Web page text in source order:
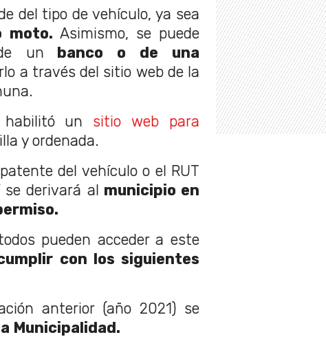
del tipo de vehículo, ya sea
moto. Asimismo, se puede
un banco o de una
a través del sitio web de la
habilitó un sitio web para
y ordenada.
del vehículo o el RUT
se derivará al municipio en
pueden acceder a este
con los siguientes
anterior (año 2021) se
Municipalidad.